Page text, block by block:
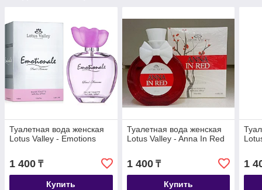
Туалетная вода женская
Lotus Valley - Emotions
1 400 ₸
Купить
Туалетная вода женская
Lotus Valley - Anna In Red
1 400₸
Купить
1